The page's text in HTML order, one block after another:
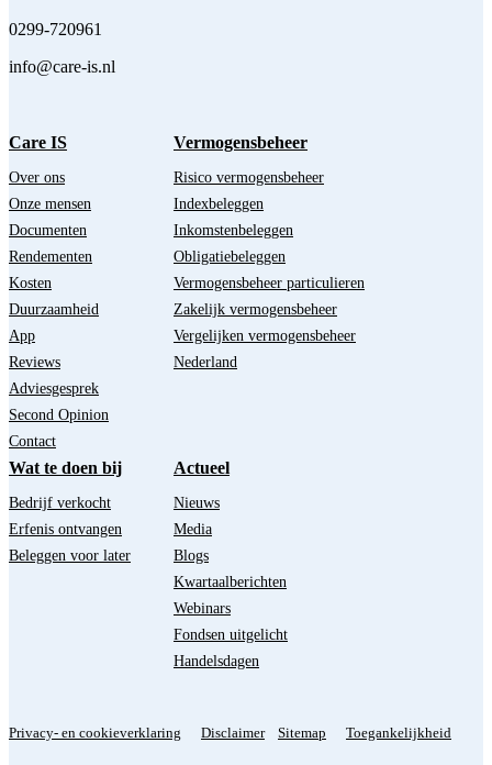
0299-720961
info@care-is.nl
Care IS
Over ons
Onze mensen
Documenten
Rendementen
Kosten
Duurzaamheid
App
Reviews
Adviesgesprek
Second Opinion
Contact
Vermogensbeheer
Risico vermogensbeheer
Indexbeleggen
Inkomstenbeleggen
Obligatiebeleggen
Vermogensbeheer particulieren
Zakelijk vermogensbeheer
Vergelijken vermogensbeheer
Nederland
Wat te doen bij
Bedrijf verkocht
Erfenis ontvangen
Beleggen voor later
Actueel
Nieuws
Media
Blogs
Kwartaalberichten
Webinars
Fondsen uitgelicht
Handelsdagen
Privacy- en cookieverklaring Disclaimer Sitemap Toegankelijkheid